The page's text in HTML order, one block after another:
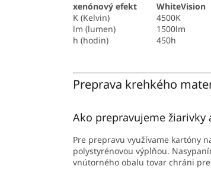
xenónový efekt
WhiteVision
K (Kelvin)
4500K
lm (lumen)
1500lm
h (hodin)
450h
Preprava krehkého
Ako prepravujeme žiarivky
Pre prepravu využívame kartóny
polystyrénovou výplňou.
vnútorného obalu tovar chráni